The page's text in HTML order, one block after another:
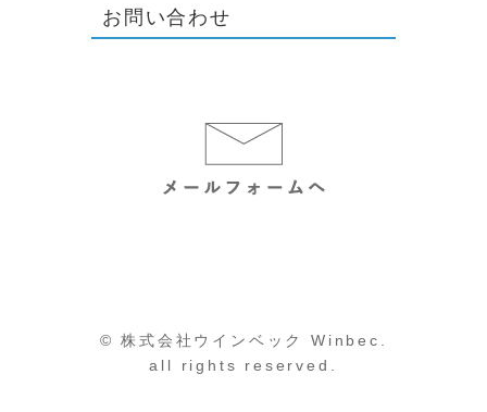
お問い合わせ
© 株式会社ウインベック Winbec.
all rights reserved.